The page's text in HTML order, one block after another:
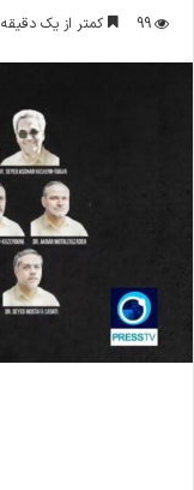
ایمیل
99
کمتر از یک دقیقه